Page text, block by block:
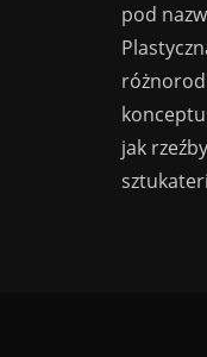
pod
jak